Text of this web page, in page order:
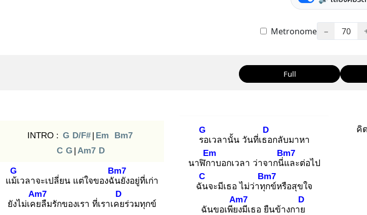
Metronome − 70
Full
INTRO : G D/F# | Em
Bm7
C G | Am7 D
แม้เ
G
วลาจะเปลี่ยน แต่ใจของฉัน
Bm7
ยังอยู่ที่เก่า
ยังไม่เคย
Am7
ลืมรักของเรา ที่เราเคย
D
ร่วมทุกข์
รอ
G
เวลานั้น วันที่เธอ
D
กลับมาหา
นาฬิกา
Em
บอกเวลา ว่าจากนี่แ
Bm7
ละต่อไป
ฉัน
C
จะมีเธอ ไม่ว่าทุก
Bm7
ข์หรือสุขใจ
ฉันขอเพียง
Am7
มีเธอ ยืนข้างกาย
D
คิ